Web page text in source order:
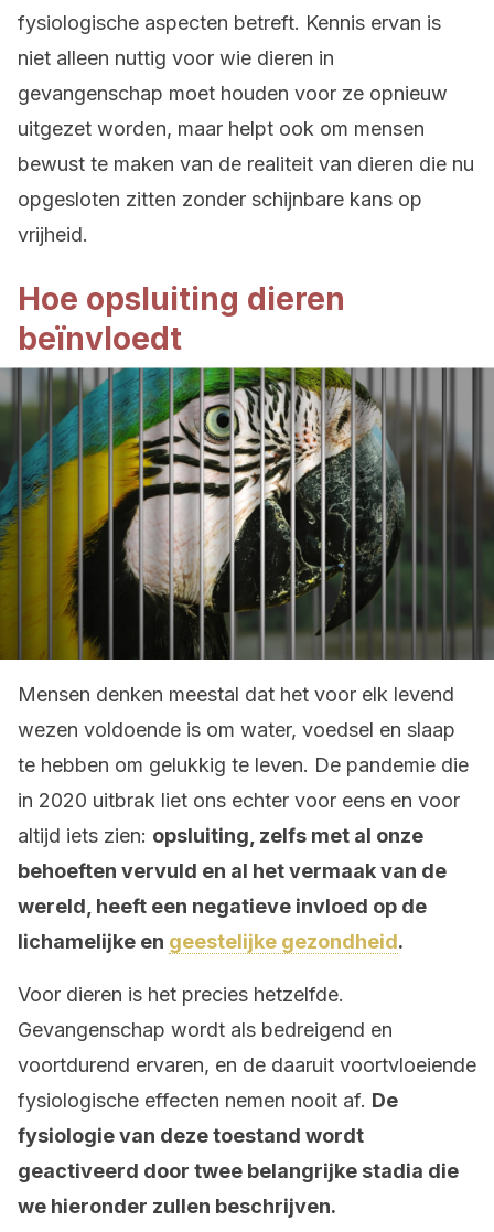
fysiologische aspecten betreft. Kennis ervan is
niet alleen nuttig voor wie dieren in
gevangenschap moet houden voor ze opnieuw
uitgezet worden, maar helpt ook om mensen
bewust te maken van de realiteit van dieren die nu
opgesloten zitten zonder schijnbare kans op
vrijheid.
Hoe opsluiting dieren
beïnvloedt
Mensen denken meestal dat het voor elk levend
wezen voldoende is om water, voedsel en slaap
te hebben om gelukkig te leven. De pandemie die
in 2020 uitbrak liet ons echter voor eens en voor
altijd iets zien: opsluiting, zelfs met al onze
behoeften vervuld en al het vermaak van de
wereld, heeft een negatieve invloed op de
lichamelijke en geestelijke gezondheid.
Voor dieren is het precies hetzelfde.
Gevangenschap wordt als bedreigend en
voortdurend ervaren, en de daaruit voortvloeiende
fysiologische effecten nemen nooit af. De
fysiologie van deze toestand wordt
geactiveerd door twee belangrijke stadia die
we hieronder zullen beschrijven.